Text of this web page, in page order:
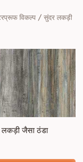
विकल्प / सुंदर लकड़ी
लकड़ी जैसा ठंडा